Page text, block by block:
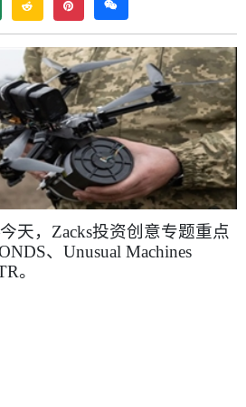
reddit pinterestweixin
天， Zacks投资创意专题重点
、 Unusual Machines
。